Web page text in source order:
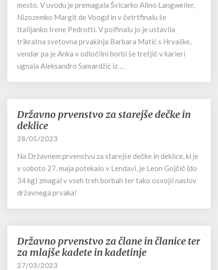
mesto. V uvodu je premagala Švicarko Alino Langweiler,
Nizozemko Margit de Voogd in v četrtfinalu še
Italijanko Irene Pedrotti. V polfinalu jo je ustavila
trikratna svetovna prvakinja Barbara Matić s Hrvaške,
vendar pa je Anka v odločilni borbi še tretjič v karieri
ugnala Aleksandro Samardžić iz …
Državno
prvenstvo
za
dečke
in
deklice
Državno prvenstvo za starejše dečke in
deklice
28/05/2023
Na Državnem prvenstvu za starejše dečke in deklice, ki je
v soboto 27. maja potekalo v Lendavi, je Leon Gojčič (do
34 kg) zmagal v vseh treh borbah ter tako osvojil naslov
državnega prvaka!
Državno
prvenstvo
za
Državno prvenstvo za člane in članice ter
za mlajše kadete in kadetinje
27/03/2023